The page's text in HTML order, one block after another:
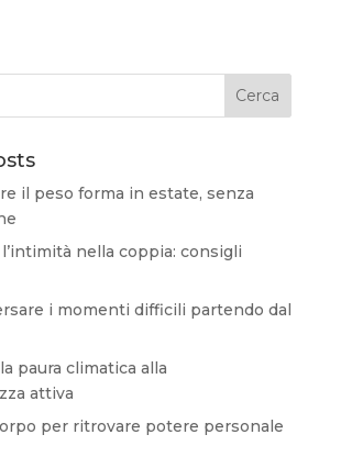
il peso forma in estate, senza
nella coppia: consigli
i momenti difficili partendo dal
paura climatica alla
attiva
per ritrovare potere personale